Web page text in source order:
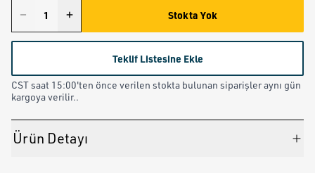
Stokta Yok
Teklif Listesine Ekle
CST saat 15:00'ten önce verilen stokta bulunan siparişler aynı gün
kargoya verilir..
Ürün Detayı